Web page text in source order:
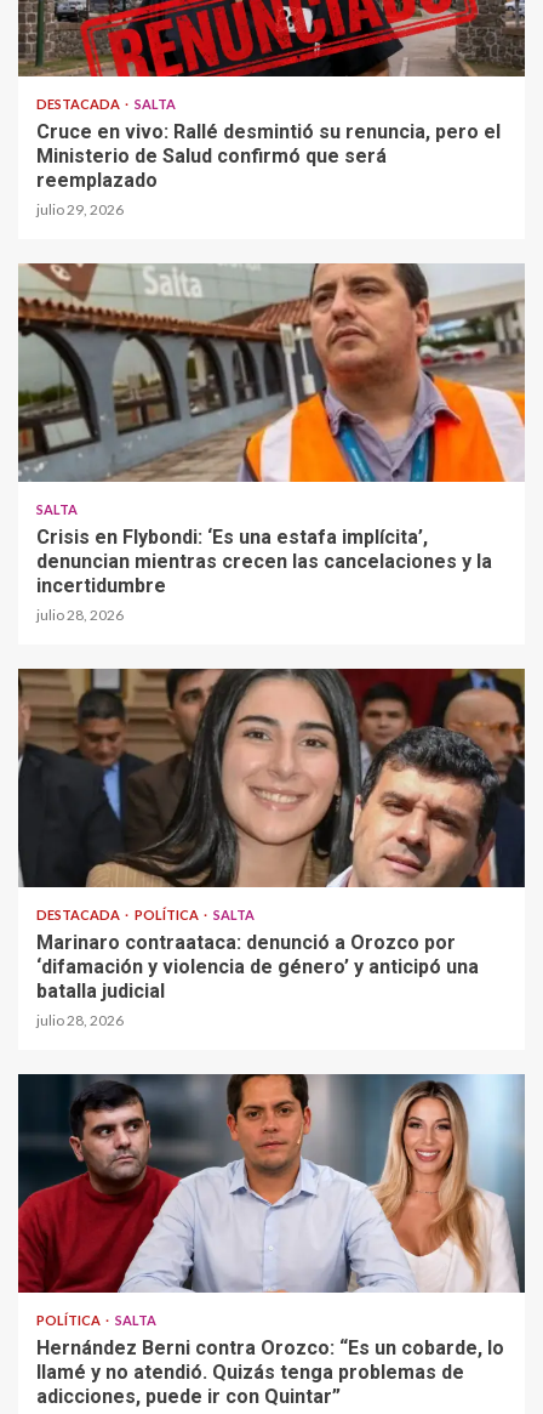
DESTACADA SALTA
Cruce en vivo: Rallé desmintió su renuncia, pero el
Ministerio de Salud confirmó que será
reemplazado
julio 29, 2026
SALTA
Crisis en Flybondi: ‘Es una estafa implícita’,
denuncian mientras crecen las cancelaciones y la
incertidumbre
julio 28, 2026
DESTACADA POLÍTICA SALTA
Marinaro contraataca: denunció a Orozco por
‘difamación y violencia de género’ y anticipó una
batalla judicial
julio 28, 2026
POLÍTICA SALTA
Hernández Berni contra Orozco: “Es un cobarde, lo
llamé y no atendió. Quizás tenga problemas de
adicciones, puede ir con Quintar”